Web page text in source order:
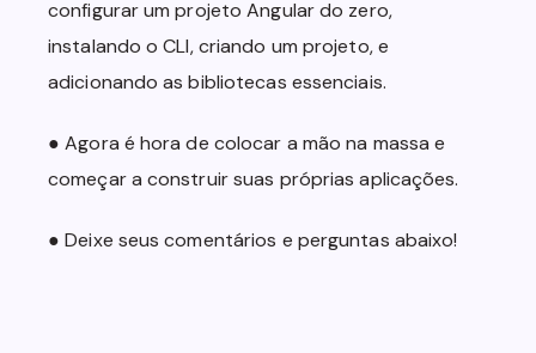
  text-align: center;
}
.search-icon {
configurar um projeto Angular do zero,
instalando o CLI, criando um projeto, e
adicionando as bibliotecas essenciais.
● Agora é hora de colocar a mão na massa e
começar a construir suas próprias aplicações.
● Deixe seus comentários e perguntas abaixo!